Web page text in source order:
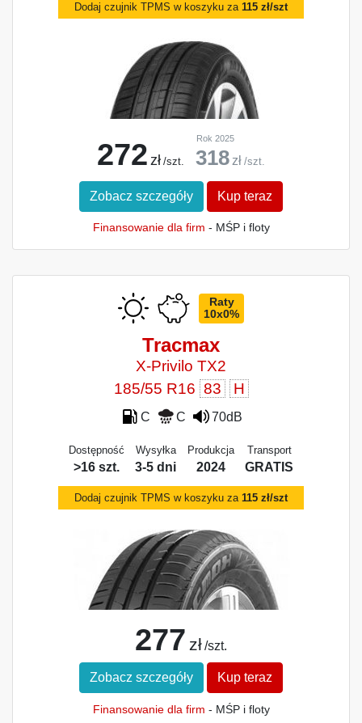
Dodaj czujnik TPMS w koszyku za 115 zł/szt
272 zł /szt.
Rok 2025
318 zł /szt.
Zobacz szczegóły Kup teraz
Finansowanie dla firm - MŚP i floty
Raty
10x0%
Tracmax
X-Privilo TX2
185/55 R16 83 H
C C 70dB
Dostępność
>16 szt.
Wysyłka
3-5 dni
Produkcja
2024
Transport
GRATIS
Dodaj czujnik TPMS w koszyku za 115 zł/szt
277 zł /szt.
Zobacz szczegóły Kup teraz
Finansowanie dla firm - MŚP i floty